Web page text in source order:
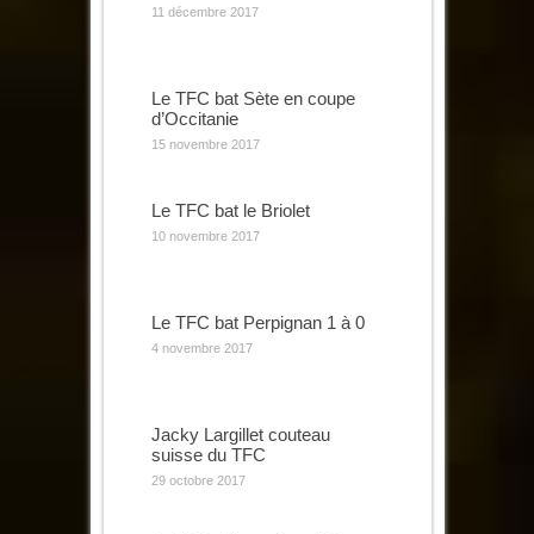
11 décembre 2017
Le TFC bat Sète en coupe
d’Occitanie
15 novembre 2017
Le TFC bat le Briolet
10 novembre 2017
Le TFC bat Perpignan 1 à 0
4 novembre 2017
Jacky Largillet couteau
suisse du TFC
29 octobre 2017